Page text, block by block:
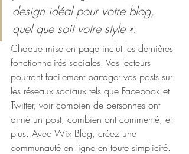
design idéal pour votre blog,
quel que soit votre style ».
Chaque mise en page inclut les dernières
fonctionnalités sociales. Vos lecteurs
pourront facilement partager vos posts sur
les réseaux sociaux tels que Facebook et
Twitter, voir combien de personnes ont
aimé un post, combien ont commenté, et
plus. Avec Wix Blog, créez une
communauté en ligne en toute simplicité.